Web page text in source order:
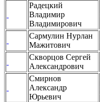
Радецкий
Владимир
Владимирович
Сармулин Нурлан
Мажитович
Скворцов Сергей
Александрович
Смирнов
Александр
Юрьевич